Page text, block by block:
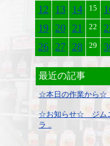
12
13 14 15
19 20 21 22
26 27 28 29
最近の記事
☆本日の作業から
☆お知らせ☆ ジム
ラ ..